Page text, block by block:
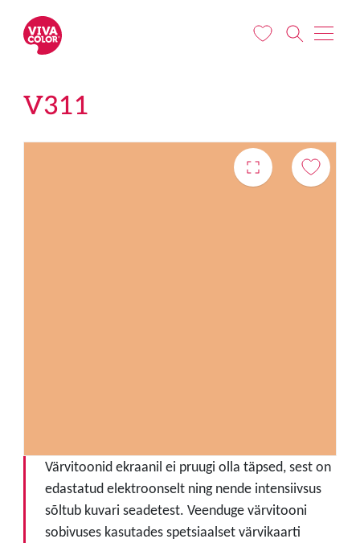
V311
Värvitoonid ekraanil ei pruugi olla täpsed, sest on
edastatud elektroonselt ning nende intensiivsus
sõltub kuvari seadetest. Veenduge värvitooni
sobivuses kasutades spetsiaalset värvikaarti